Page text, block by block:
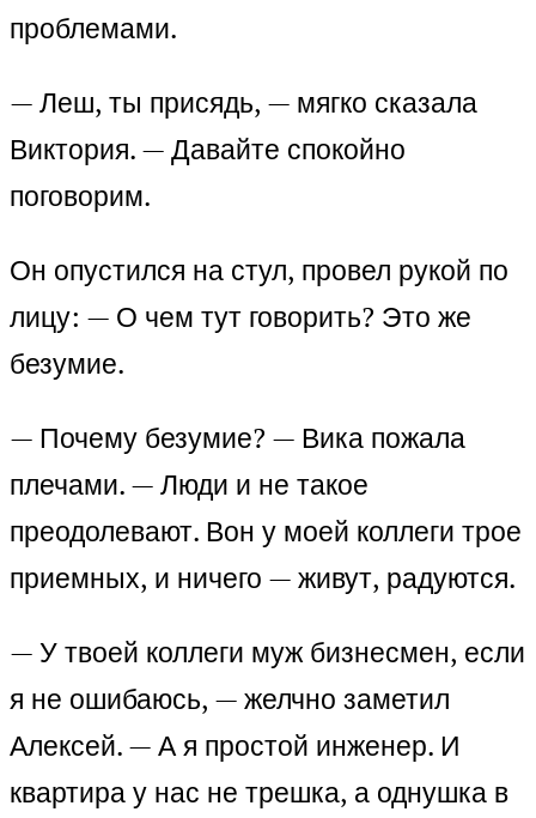
проблемами.
— Леш, ты присядь, — мягко сказала
Виктория. — Давайте спокойно
поговорим.
Он опустился на стул, провел рукой по
лицу: — О чем тут говорить? Это же
безумие.
— Почему безумие? — Вика пожала
плечами. — Люди и не такое
преодолевают. Вон у моей коллеги трое
приемных, и ничего — живут, радуются.
— У твоей коллеги муж бизнесмен, если
я не ошибаюсь, — желчно заметил
Алексей. — А я простой инженер. И
квартира у нас не трешка, а однушка в